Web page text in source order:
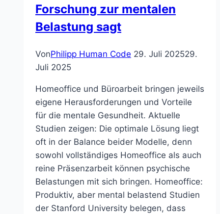
Forschung zur mentalen
Belastung sagt
VonPhilipp Human Code 29. Juli 202529.
Juli 2025
Homeoffice und Büroarbeit bringen jeweils
eigene Herausforderungen und Vorteile
für die mentale Gesundheit. Aktuelle
Studien zeigen: Die optimale Lösung liegt
oft in der Balance beider Modelle, denn
sowohl vollständiges Homeoffice als auch
reine Präsenzarbeit können psychische
Belastungen mit sich bringen. Homeoffice:
Produktiv, aber mental belastend Studien
der Stanford University belegen, dass